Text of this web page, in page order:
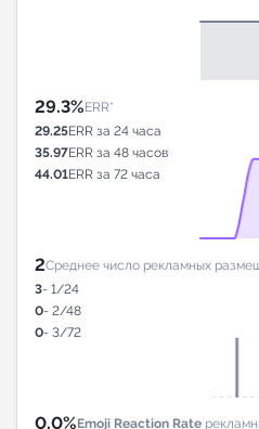
29.3%ERR*
29.25ERR за 24 часа
35.97ERR за 48 часов
44.01ERR за 72 часа
2Среднее число рекламных
3- 1/24
0- 2/48
0- 3/72
0.0%Emoji Reaction Rate